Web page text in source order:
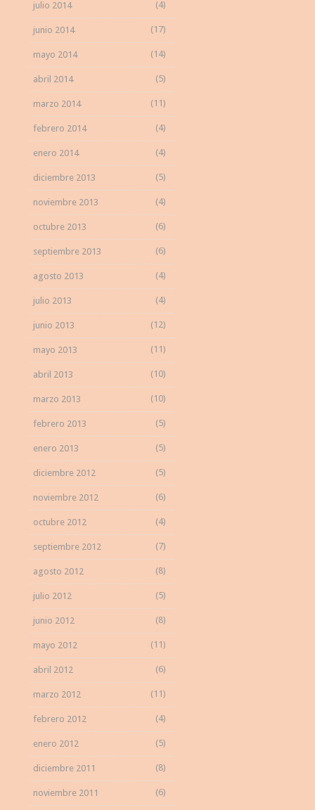
julio 2014 (4)
junio 2014 (17)
mayo 2014 (14)
abril 2014 (5)
marzo 2014 (11)
febrero 2014 (4)
enero 2014 (4)
diciembre 2013 (5)
noviembre 2013 (4)
octubre 2013 (6)
septiembre 2013 (6)
agosto 2013 (4)
julio 2013 (4)
junio 2013 (12)
mayo 2013 (11)
abril 2013 (10)
marzo 2013 (10)
febrero 2013 (5)
enero 2013 (5)
diciembre 2012 (5)
noviembre 2012 (6)
octubre 2012 (4)
septiembre 2012 (7)
agosto 2012 (8)
julio 2012 (5)
junio 2012 (8)
mayo 2012 (11)
abril 2012 (6)
marzo 2012 (11)
febrero 2012 (4)
enero 2012 (5)
diciembre 2011 (8)
noviembre 2011 (6)